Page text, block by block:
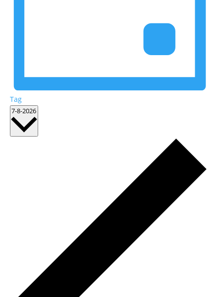
Tag
7-8-2026